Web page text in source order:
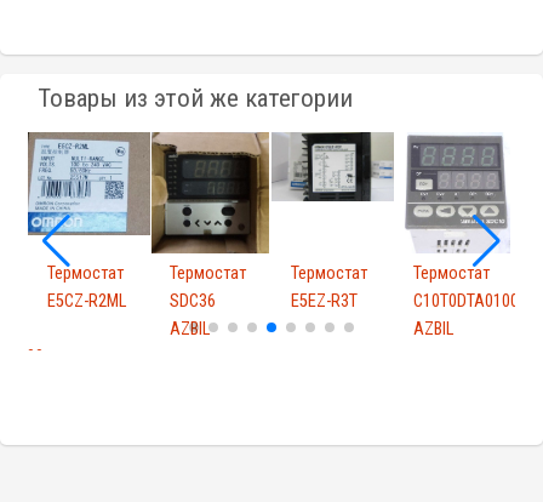
Товары из этой же категории
Термостат
E5CZ-R2ML
Термостат
SDC36
AZBIL
Термостат
E5EZ-R3T
Термостат
C10T0DTA0100
AZBIL